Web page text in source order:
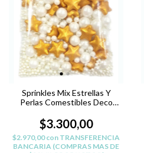
Sprinkles Mix Estrellas Y
Perlas Comestibles Deco
$3.300,00
$2.970,00con TRANSFERENCIA
BANCARIA (COMPRAS MAS DE